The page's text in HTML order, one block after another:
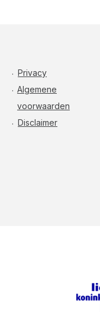
Privacy
Algemene
voorwaarden
Disclaimer